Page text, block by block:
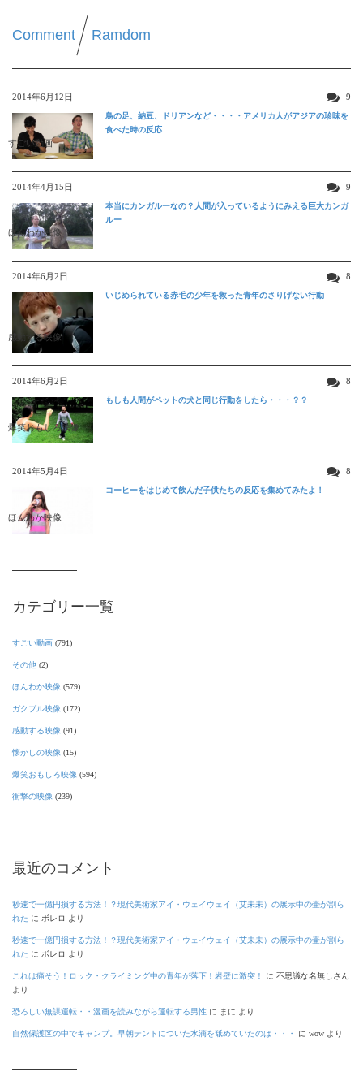
Comment Ramdom
2014年6月12日 9
すごい動画
鳥の足、納豆、ドリアンなど・・・・アメリカ人がアジアの珍味を
食べた時の反応
2014年4月15日 9
ほんわか映像
本当にカンガルーなの？人間が入っているようにみえる巨大カンガ
ルー
2014年6月2日 8
感動する映像
いじめられている赤毛の少年を救った青年のさりげない行動
2014年6月2日 8
爆笑おもしろ映像
もしも人間がペットの犬と同じ行動をしたら・・・？？
2014年5月4日 8
ほんわか映像
コーヒーをはじめて飲んだ子供たちの反応を集めてみたよ！
カテゴリー一覧
すごい動画 (791)
その他 (2)
ほんわか映像 (579)
ガクブル映像 (172)
感動する映像 (91)
懐かしの映像 (15)
爆笑おもしろ映像 (594)
衝撃の映像 (239)
最近のコメント
秒速で一億円損する方法！？現代美術家アイ・ウェイウェイ（艾未未）の展示中の壷が割ら
れた に ボレロ より
秒速で一億円損する方法！？現代美術家アイ・ウェイウェイ（艾未未）の展示中の壷が割ら
れた に ボレロ より
これは痛そう！ロック・クライミング中の青年が落下！岩壁に激突！ に 不思議な名無しさん
より
恐ろしい無謀運転・・漫画を読みながら運転する男性 に まに より
自然保護区の中でキャンプ。早朝テントについた水滴を舐めていたのは・・・ に wow より